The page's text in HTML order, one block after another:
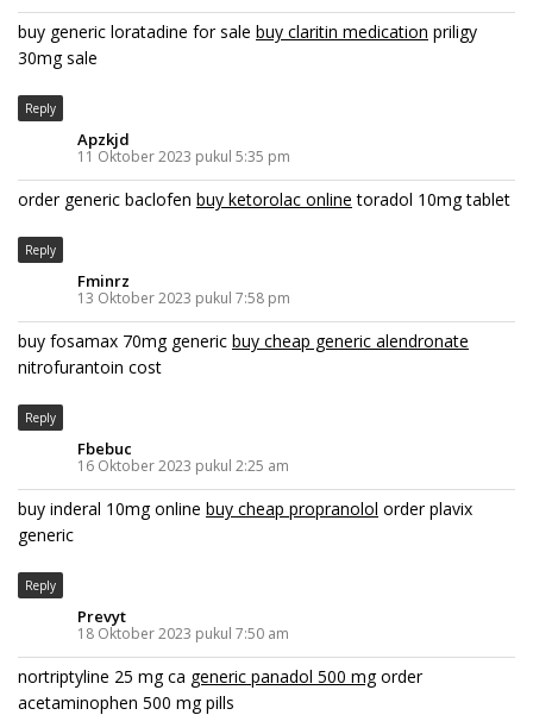
buy generic loratadine for sale buy claritin medication priligy
30mg sale
Reply
Apzkjd
11 Oktober 2023 pukul 5:35 pm
order generic baclofen buy ketorolac online toradol 10mg tablet
Reply
Fminrz
13 Oktober 2023 pukul 7:58 pm
buy fosamax 70mg generic buy cheap generic alendronate
nitrofurantoin cost
Reply
Fbebuc
16 Oktober 2023 pukul 2:25 am
buy inderal 10mg online buy cheap propranolol order plavix
generic
Reply
Prevyt
18 Oktober 2023 pukul 7:50 am
nortriptyline 25 mg ca generic panadol 500 mgorder
acetaminophen 500 mg pills